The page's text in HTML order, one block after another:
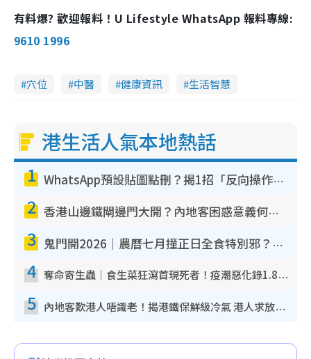
有料爆? 歡迎報料！U Lifestyle WhatsApp 報料專線:
9610 1996
穴位 中醫 健康資訊 生活智慧
港生活人氣本地熱話
1 WhatsApp預設貼圖點刪？揭1招「反向操作」還原簡潔介面 附3步實測教學
2 香港山邊鐵閘邊門大開？內地客困惑意義何在！網民神回覆：呢種叫法理性防禦
3 鬼門開2026｜農曆七月撞正日全食特別邪？專家警告切忌做一事！揭4大禁忌+2招保平安
4 奪命寄生蟲｜食生菜狂瀉首現死者！疫潮惡化錄1.8萬宗病例 揭洗菜3大謬誤
5 內地客歎港人唔識老！揭港鐵保鮮級冷氣 港人求放過：咪投訴